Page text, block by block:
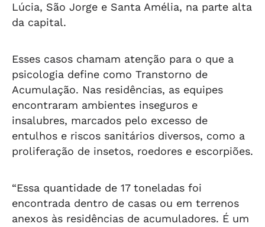
Lúcia, São Jorge e Santa Amélia, na parte alta
da capital.
Esses casos chamam atenção para o que a
psicologia define como Transtorno de
Acumulação. Nas residências, as equipes
encontraram ambientes inseguros e
insalubres, marcados pelo excesso de
entulhos e riscos sanitários diversos, como a
proliferação de insetos, roedores e escorpiões.
“Essa quantidade de 17 toneladas foi
encontrada dentro de casas ou em terrenos
anexos às residências de acumuladores. É um